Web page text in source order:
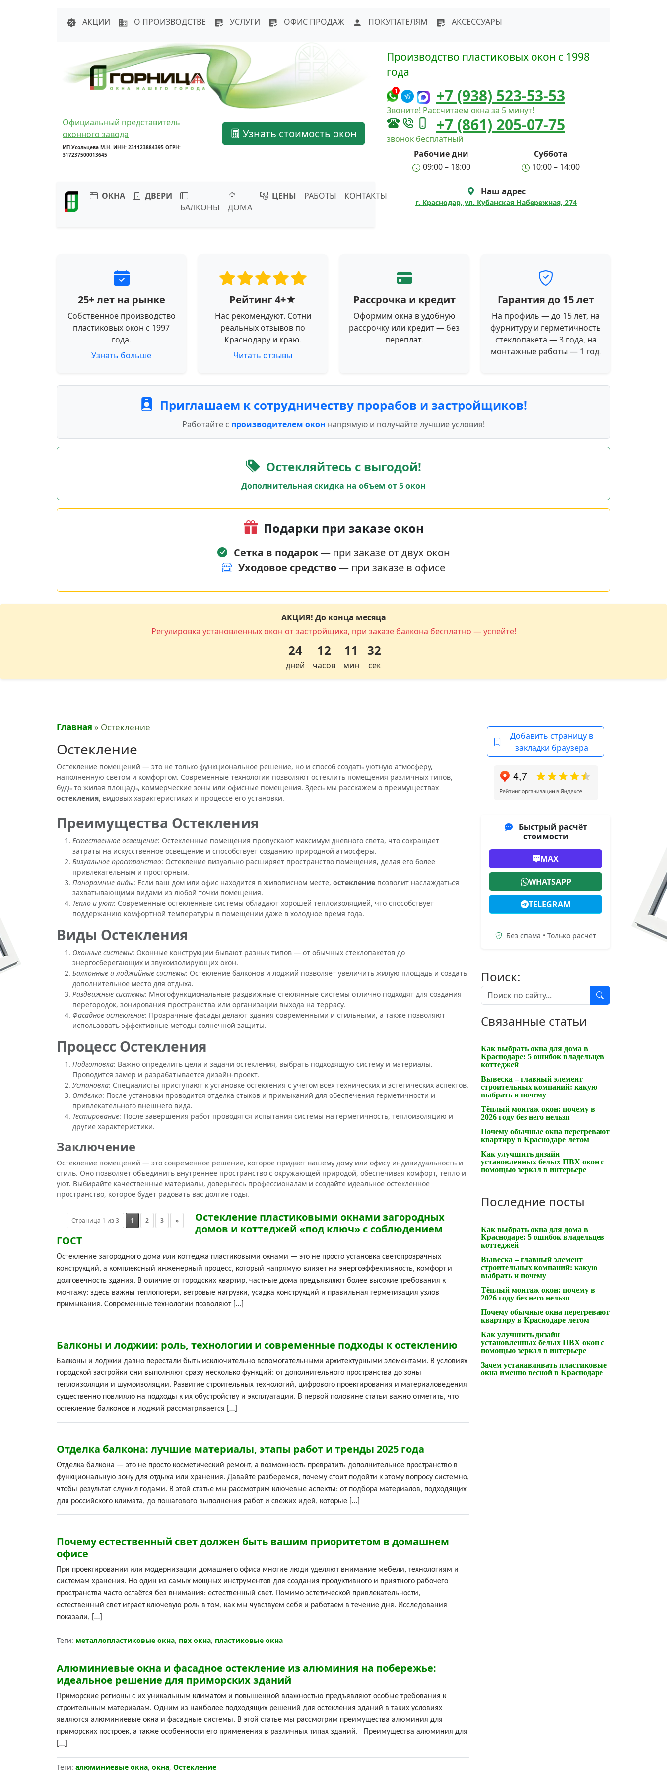
АКЦИИ
О ПРОИЗВОДСТВЕ УСЛУГИ ОФИС ПРОДАЖ ПОКУПАТЕЛЯМ АКСЕССУАРЫ
Официальный представитель
оконного завода
ИП Усольцева М.Н. ИНН: 231123884395 ОГРН:
317237500013645
Узнать стоимость окон
ОКНА
ДВЕРИ
БАЛКОНЫ
ДОМА
ЦЕНЫ РАБОТЫ КОНТАКТЫ
Производство пластиковых окон с 1998
года
1 +7 (938) 523-53-53
Звоните! Рассчитаем окна за 5 минут!
+7 (861) 205-07-75
звонок бесплатный
Рабочие дни
Суббота
09:00 – 18:00
10:00 – 14:00
Наш адрес
г. Краснодар, ул. Кубанская Набережная, 274
25+ лет на рынке
Собственное производство
пластиковых окон с 1997
года.
Узнать больше
Рейтинг 4+★
Нас рекомендуют. Сотни
реальных отзывов по
Краснодару и краю.
Читать отзывы
Рассрочка и кредит
Оформим окна в удобную
рассрочку или кредит — без
переплат.
Гарантия до 15 лет
На профиль — до 15 лет, на
фурнитуру и герметичность
стеклопакета — 3 года, на
монтажные работы — 1 год.
Приглашаем к сотрудничеству прорабов и застройщиков!
Работайте с производителем окон напрямую и получайте лучшие условия!
Остекляйтесь с выгодой!
Дополнительная скидка на объем от 5 окон
Подарки при заказе окон
Сетка в подарок— при заказе от двух окон
Уходовое средство— при заказе в офисе
АКЦИЯ! До конца месяца
Регулировка установленных окон от застройщика, при заказе балкона бесплатно — успейте!
24
дней
12
часов
11
мин
31
сек
Главная » Остекление
Остекление
Остекление помещений — это не только функциональное решение, но и способ создать уютную атмосферу,
наполненную светом и комфортом. Современные технологии позволяют остеклить помещения различных типов,
будь то жилая площадь, коммерческие зоны или офисные помещения. Здесь мы расскажем о преимуществах
остекления, видовых характеристиках и процессе его установки.
Преимущества Остекления
Естественное освещение: Остекленные помещения пропускают максимум дневного света, что сокращает
затраты на искусственное освещение и способствует созданию природной атмосферы.
Визуальное пространство: Остекление визуально расширяет пространство помещения, делая его более
привлекательным и просторным.
Панорамные виды: Если ваш дом или офис находится в живописном месте, остекление позволит наслаждаться
захватывающими видами из любой точки помещения.
Тепло и уют: Современные остекленные системы обладают хорошей теплоизоляцией, что способствует
поддержанию комфортной температуры в помещении даже в холодное время года.
Виды Остекления
Оконные системы: Оконные конструкции бывают разных типов — от обычных стеклопакетов до
энергосберегающих и звукоизолирующих окон.
Балконные и лоджийные системы: Остекление балконов и лоджий позволяет увеличить жилую площадь и создать
дополнительное место для отдыха.
Раздвижные системы: Многофункциональные раздвижные стеклянные системы отлично подходят для создания
перегородок, зонирования пространства или организации выхода на террасу.
Фасадное остекление: Прозрачные фасады делают здания современными и стильными, а также позволяют
использовать эффективные методы солнечной защиты.
Процесс Остекления
Подготовка: Важно определить цели и задачи остекления, выбрать подходящую систему и материалы.
Проводится замер и разрабатывается дизайн-проект.
Установка: Специалисты приступают к установке остекления с учетом всех технических и эстетических аспектов.
Отделка: После установки проводится отделка стыков и примыканий для обеспечения герметичности и
привлекательного внешнего вида.
Тестирование: После завершения работ проводятся испытания системы на герметичность, теплоизоляцию и
другие характеристики.
Заключение
Остекление помещений — это современное решение, которое придает вашему дому или офису индивидуальность и
стиль. Оно позволяет объединить внутреннее пространство с окружающей природой, обеспечивая комфорт, тепло и
уют. Выбирайте качественные материалы, доверьтесь профессионалам и создайте идеальное остекленное
пространство, которое будет радовать вас долгие годы.
Страница 1 из 3 1 2 3 »
Остекление пластиковыми окнами загородных
домов и коттеджей «под ключ» с соблюдением
ГОСТ
Остекление загородного дома или коттеджа пластиковыми окнами — это не просто установка светопрозрачных
конструкций, а комплексный инженерный процесс, который напрямую влияет на энергоэффективность, комфорт и
долговечность здания. В отличие от городских квартир, частные дома предъявляют более высокие требования к
монтажу: здесь важны теплопотери, ветровые нагрузки, усадка конструкций и правильная герметизация узлов
примыкания. Современные технологии позволяют […]
Балконы и лоджии: роль, технологии и современные подходы к остеклению
Балконы и лоджии давно перестали быть исключительно вспомогательными архитектурными элементами. В условиях
городской застройки они выполняют сразу несколько функций: от дополнительного пространства до зоны
теплоизоляции и шумоизоляции. Развитие строительных технологий, цифрового проектирования и материаловедения
существенно повлияло на подходы к их обустройству и эксплуатации. В первой половине статьи важно отметить, что
остекление балконов и лоджий рассматривается […]
Отделка балкона: лучшие материалы, этапы работ и тренды 2025 года
Отделка балкона — это не просто косметический ремонт, а возможность превратить дополнительное пространство в
функциональную зону для отдыха или хранения. Давайте разберемся, почему стоит подойти к этому вопросу системно,
чтобы результат служил годами. В этой статье мы рассмотрим ключевые аспекты: от подбора материалов, подходящих
для российского климата, до пошагового выполнения работ и свежих идей, которые […]
Почему естественный свет должен быть вашим приоритетом в домашнем
офисе
При проектировании или модернизации домашнего офиса многие люди уделяют внимание мебели, технологиям и
системам хранения. Но один из самых мощных инструментов для создания продуктивного и приятного рабочего
пространства часто остаётся без внимания: естественный свет. Помимо эстетической привлекательности,
естественный свет играет ключевую роль в том, как мы чувствуем себя и работаем в течение дня. Исследования
показали, […]
Теги: металлопластиковые окна, пвх окна, пластиковые окна
Алюминиевые окна и фасадное остекление из алюминия на побережье:
идеальное решение для приморских зданий
Приморские регионы с их уникальным климатом и повышенной влажностью предъявляют особые требования к
строительным материалам. Одним из наиболее подходящих решений для остекления зданий в таких условиях
являются алюминиевые окна и фасадные системы. В этой статье мы рассмотрим преимущества алюминия для
приморских построек, а также особенности его применения в различных типах зданий. Преимущества алюминия для
[…]
Теги: алюминиевые окна, окна, Остекление
Добавить страницу в
закладки браузера
Быстрый расчёт
стоимости
MAX
WHATSAPP
TELEGRAM
Без спама • Только расчёт
Поиск:
Связанные статьи
Как выбрать окна для дома в
Краснодаре: 5 ошибок владельцев
коттеджей
Вывеска – главный элемент
строительных компаний: какую
выбрать и почему
Тёплый монтаж окон: почему в
2026 году без него нельзя
Почему обычные окна перегревают
квартиру в Краснодаре летом
Как улучшить дизайн
установленных белых ПВХ окон с
помощью зеркал в интерьере
Последние посты
Как выбрать окна для дома в
Краснодаре: 5 ошибок владельцев
коттеджей
Вывеска – главный элемент
строительных компаний: какую
выбрать и почему
Тёплый монтаж окон: почему в
2026 году без него нельзя
Почему обычные окна перегревают
квартиру в Краснодаре летом
Как улучшить дизайн
установленных белых ПВХ окон с
помощью зеркал в интерьере
Зачем устанавливать пластиковые
окна именно весной в Краснодаре